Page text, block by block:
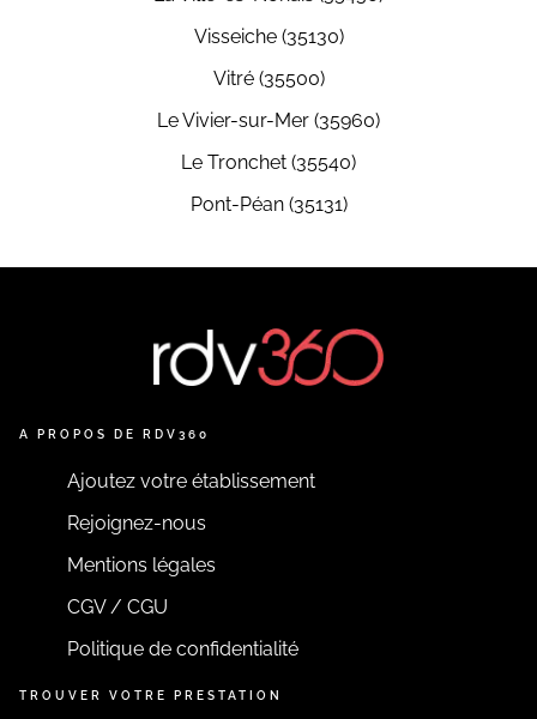
Visseiche (35130)
Vitré (35500)
Le Vivier-sur-Mer (35960)
Le Tronchet (35540)
Pont-Péan (35131)
A PROPOS DE RDV360
Ajoutez votre établissement
Rejoignez-nous
Mentions légales
CGV / CGU
Politique de confidentialité
TROUVER VOTRE PRESTATION